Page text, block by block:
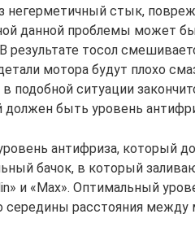
негерметичный стык,
данной проблемы может
результате тосол
мотора будут плохо
подобной ситуации
должен быть уровень
антифриза, который
бачок, в который
и «Max». Оптимальный
середины расстояния